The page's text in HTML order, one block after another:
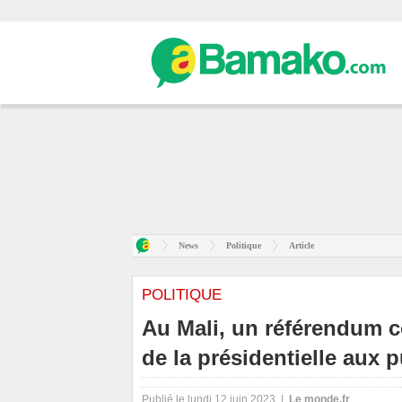
News Politique Article
POLITIQUE
Au Mali, un référendum
de la présidentielle aux
Publié le lundi 12 juin 2023 | Le monde.fr